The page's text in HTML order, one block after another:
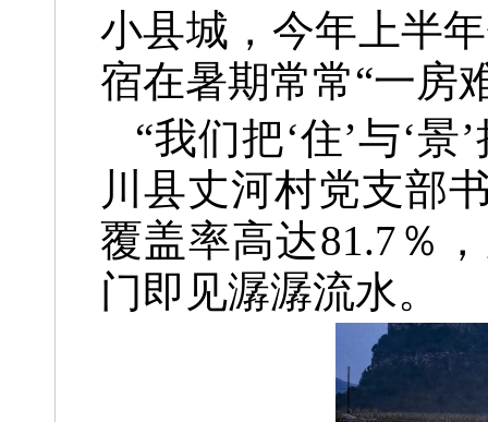
小县城，今年上半
宿在暑期常常“一房
“我们把‘住’与‘
川县丈河村党支部
覆盖率高达81.7％
门即见潺潺流水。